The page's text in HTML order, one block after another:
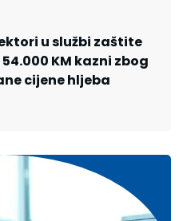
u službi zaštite
KM kazni zbog
cijene hljeba